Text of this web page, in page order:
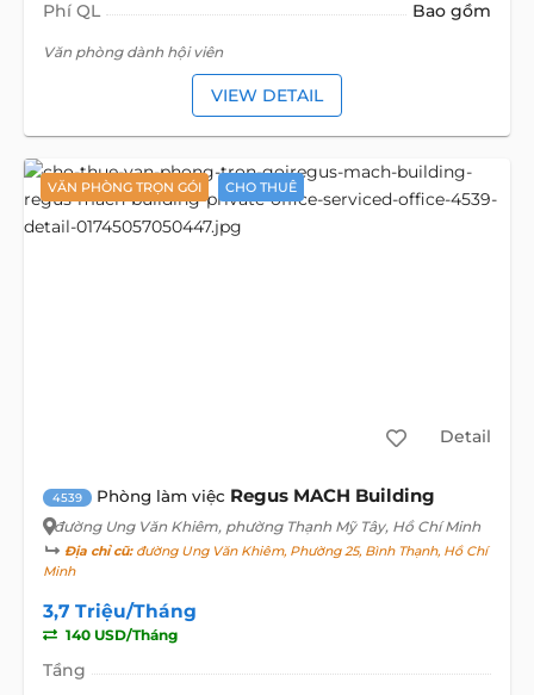
Phí QL Bao gồm
Văn phòng dành hội viên
VIEW DETAIL
VĂN PHÒNG TRỌN GÓI CHO THUÊ
Detail
4539 Phòng làm việc Regus MACH Building
đường Ung Văn Khiêm, phường Thạnh Mỹ Tây, Hồ Chí Minh
Địa chỉ cũ:đường Ung Văn Khiêm, Phường 25, Bình Thạnh, Hồ Chí
Minh
3,7 Triệu/Tháng
140 USD/Tháng
Tầng